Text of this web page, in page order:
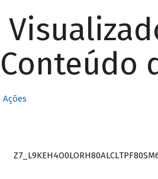
Conteúdo
Ações